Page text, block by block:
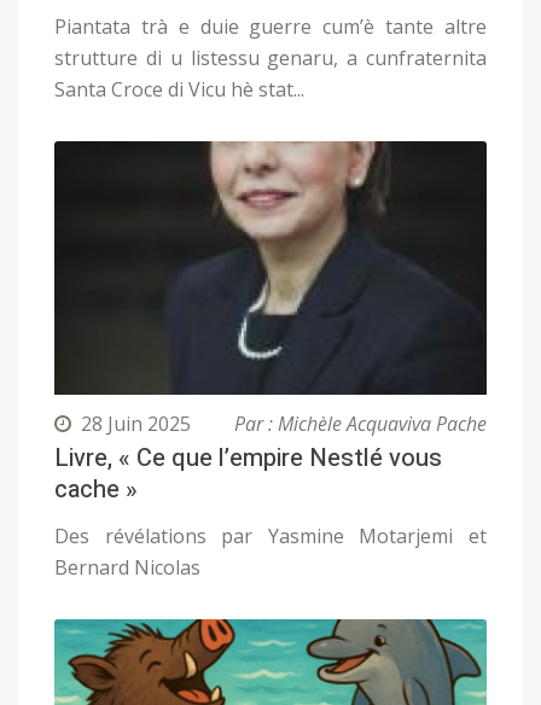
Piantata trà e duie guerre cum’è tante altre
strutture di u listessu genaru, a cunfraternita
Santa Croce di Vicu hè stat...
28 Juin 2025 Par : Michèle Acquaviva Pache
Livre, « Ce que l’empire Nestlé vous
cache »
Des révélations par Yasmine Motarjemi et
Bernard Nicolas